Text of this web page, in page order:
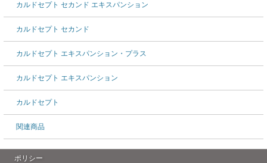
カルドセプト セカンド エキスパンション
カルドセプト セカンド
カルドセプト エキスパンション・プラス
カルドセプト エキスパンション
カルドセプト
関連商品
ポリシー